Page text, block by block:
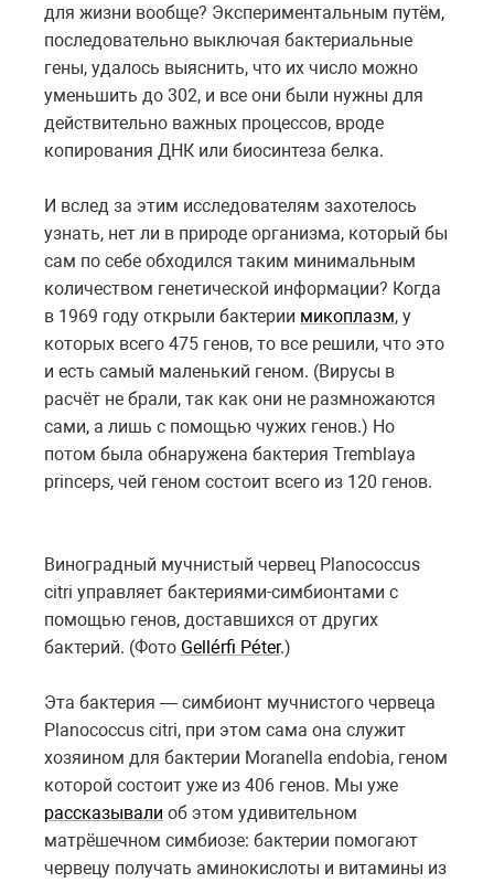
для жизни вообще? Экспериментальным путём,
последовательно выключая бактериальные
гены, удалось выяснить, что их число можно
уменьшить до 302, и все они были нужны для
действительно важных процессов, вроде
копирования ДНК или биосинтеза белка.
И вслед за этим исследователям захотелось
узнать, нет ли в природе организма, который бы
сам по себе обходился таким минимальным
количеством генетической информации? Когда
в 1969 году открыли бактерии микоплазм, у
которых всего 475 генов, то все решили, что это
и есть самый маленький геном. (Вирусы в
расчёт не брали, так как они не размножаются
сами, а лишь с помощью чужих генов.) Но
потом была обнаружена бактерия Tremblaya
princeps, чей геном состоит всего из 120 генов.
Виноградный мучнистый червец Planococcus
citri управляет бактериями-симбионтами с
помощью генов, доставшихся от других
бактерий. (Фото Gellérfi Péter.)
Эта бактерия — симбионт мучнистого червеца
Planococcus citri, при этом сама она служит
хозяином для бактерии Moranella endobia, геном
которой состоит уже из 406 генов. Мы уже
рассказывали об этом удивительном
матрёшечном симбиозе: бактерии помогают
червецу получать аминокислоты и витамины из